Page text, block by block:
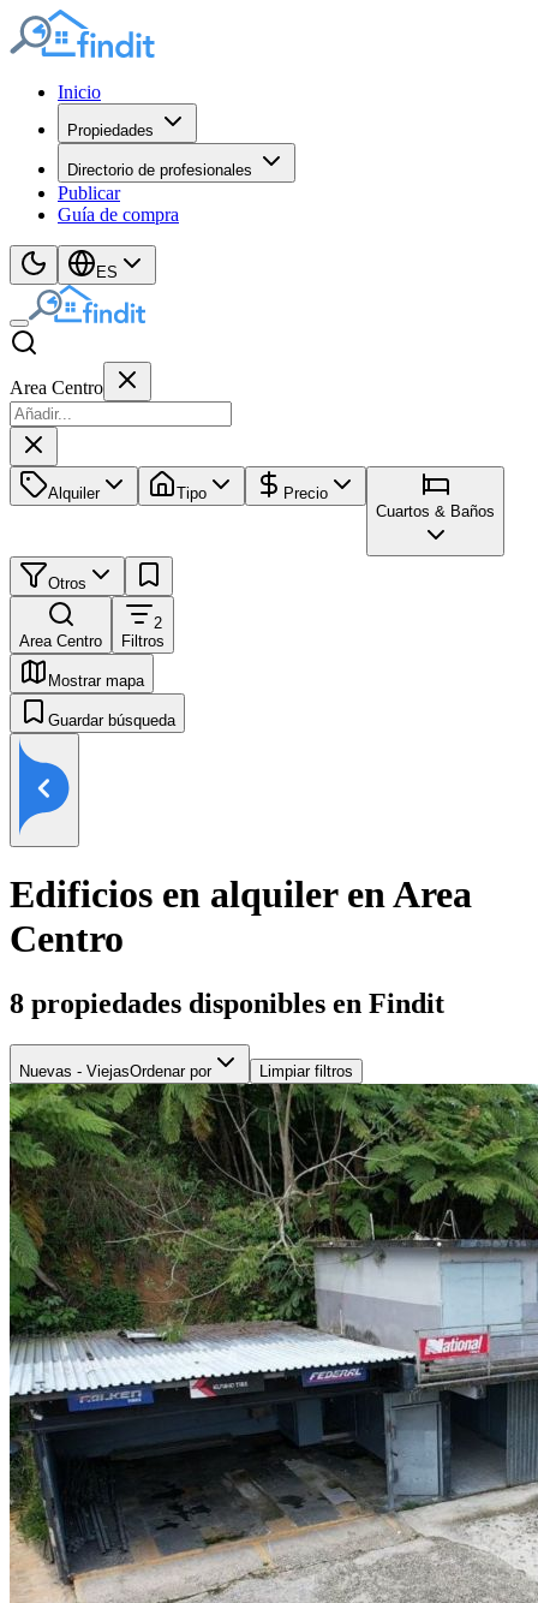
Inicio
Propiedades
Directorio de profesionales
Publicar
Guía de compra
ES
Area Centro
Alquiler Tipo
Precio
Cuartos & Baños
Otros
Area Centro
2
Filtros
Mostrar mapa
Guardar búsqueda
Edificios en alquiler en Area
Centro
8 propiedades disponibles en Findit
Nuevas - ViejasOrdenar por Limpiar filtros